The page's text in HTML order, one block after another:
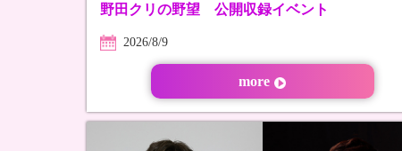
野田クリの野望 公開収録イベント
2026/8/9
more